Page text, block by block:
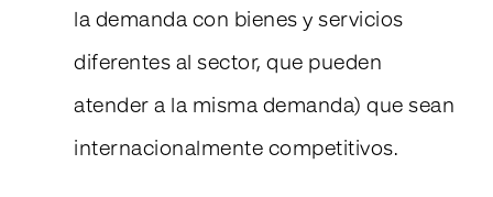
la demanda con bienes y servicios
diferentes al sector, que pueden
atender a la misma demanda) que sean
internacionalmente competitivos.